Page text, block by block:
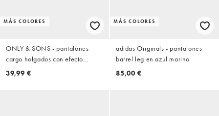
MÁS COLORES
ONLY & SONS - pantalones
cargo holgados con efecto
desgastado en beige
39,99 €
MÁS COLORES
adidas Originals - pantalones
barrel leg en azul marino
85,00 €